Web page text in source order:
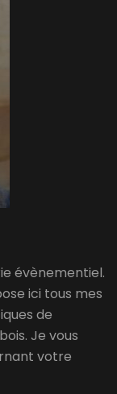
évènementiel.
ici tous mes
de
Je vous
votre